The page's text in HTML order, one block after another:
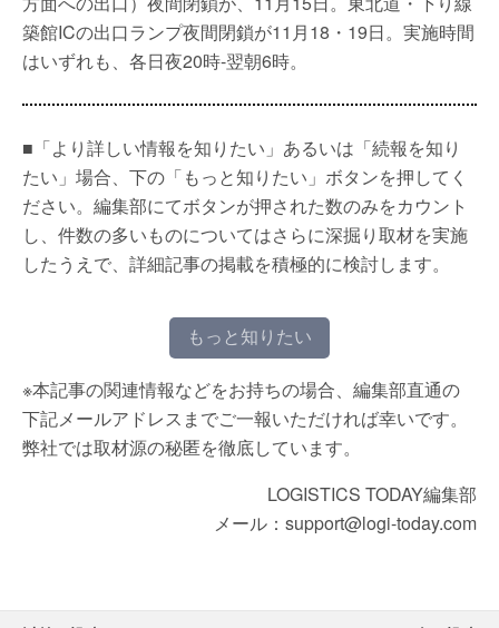
築館ICの出口ランプ夜間閉鎖が11月18・19日。実施時間
はいずれも、各日夜20時-翌朝6時。
■「より詳しい情報を知りたい」あるいは「続報を知り
たい」場合、下の「もっと知りたい」ボタンを押してく
ださい。編集部にてボタンが押された数のみをカウント
し、件数の多いものについてはさらに深掘り取材を実施
したうえで、詳細記事の掲載を積極的に検討します。
もっと知りたい
※本記事の関連情報などをお持ちの場合、編集部直通の
下記メールアドレスまでご一報いただければ幸いです。
弊社では取材源の秘匿を徹底しています。
LOGISTICS TODAY編集部
メール：support@logi-today.com